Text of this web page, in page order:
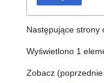
Następujące strony
Wyświetlono 1
Zobacz (